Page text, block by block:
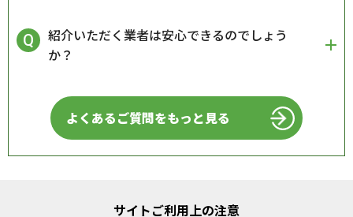
紹介いただく業者は安心できるのでしょう
か？
よくあるご質問をもっと見る
サイトご利用上の注意